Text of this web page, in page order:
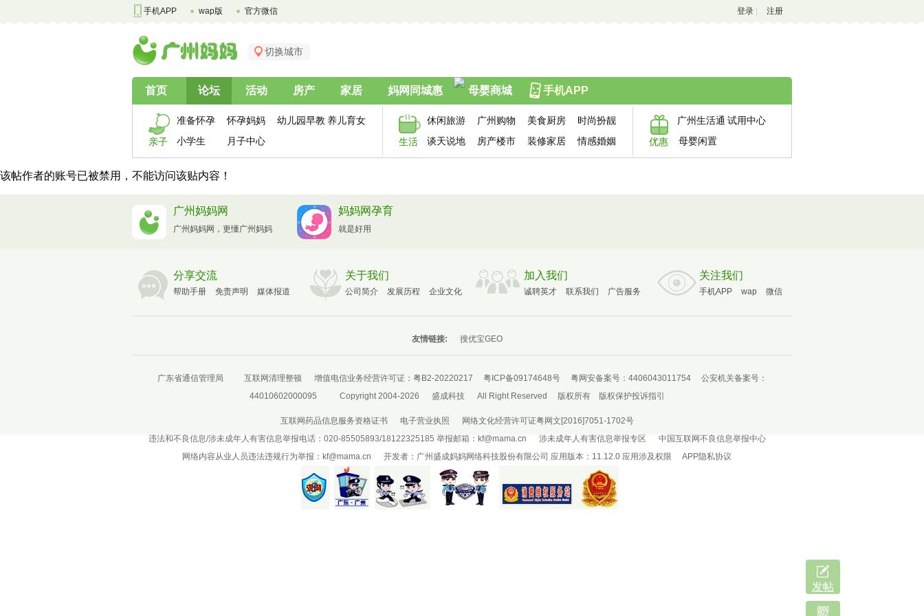
手机APP wap版 官方微信 登录 注册
切换城市
首页 论坛 活动 房产 家居 妈网同城惠 母婴商城 手机APP
亲子
准备怀孕 怀孕妈妈 幼儿园早教 养儿育女
小学生
月子中心 生活
休闲旅游 广州购物 美食厨房
时尚扮靓
谈天说地
房产楼市 装修家居 情感婚姻 优惠
广州生活通 试用中心
母婴闲置
该帖作者的账号已被禁用，不能访问该贴内容！
广州妈妈网
广州妈妈网，更懂广州妈妈
妈妈网孕育
就是好用
分享交流
帮助手册 免责声明 媒体报道
关于我们
公司简介 发展历程 企业文化
加入我们
诚聘英才 联系我们 广告服务
关注我们
手机APP wap 微信
友情链接: 搜优宝GEO
广东省通信管理局 互联网清理整顿 增值电信业务经营许可证： 粤B2-20220217 粤ICP备09174648号 粤网安备案号：4406043011754
公安机关备案号：
44010602000095
Copyright 2004-2026 盛成科技 All Right Reserved 版权所有 版权保护投诉指引
互联网药品信息服务资格证书 电子营业执照
网络文化经营许可证粤网文[2016]7051-1702号
违法和不良信息/涉未成年人有害信息举报电话：020-85505893/18122325185 举报邮箱： kf@mama.cn 涉未成年人有害信息举报专区
中国互联网不良信息举报中心
网络内容从业人员违法违规行为举报： kf@mama.cn 开发者：广州盛成妈妈网络科技股份有限公司 应用版本：11.12.0 应用涉及权限 APP隐私协议
发帖